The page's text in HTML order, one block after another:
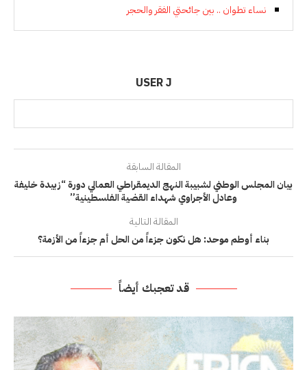
نساء تطوان .. بين جائحتي الفقر والحجر
USER J
المقالة السابقة
بيان المجلس الوطني لشبيبة النهج الديمقراطي العمالي دورة “زبيدة خليفة
وعادل الأجراوي شهداء القضية الفلسطينية”
المقالة التالية
بناء أوطم موحد: هل نكون جزءاً من الحل أم جزءاً من الأزمة؟
قد تعجبك أيضاً